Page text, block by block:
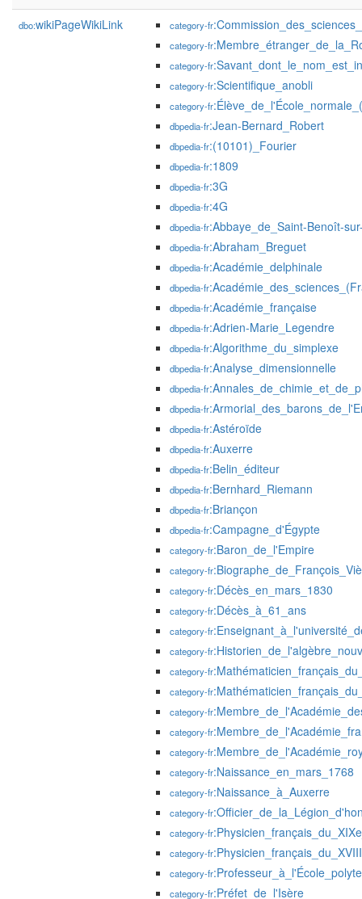
dbo:wikiPageWikiLink category-fr
category-fr
category-fr
category-fr:Scientifique_anobli
category-fr
dbpedia-fr:Jean-Bernard_Robert
dbpedia-fr:(10101)_Fourier
dbpedia-fr:1809
dbpedia-fr:3G
dbpedia-fr:4G
dbpedia-fr:Abbaye_de_Saint-Benoît-
dbpedia-fr:Abraham_Breguet
dbpedia-fr:Académie_delphinale
dbpedia-fr
dbpedia-fr:Académie_française
dbpedia-fr:Adrien-Marie_Legendre
dbpedia-fr:Algorithme_du_simplexe
dbpedia-fr:Analyse_dimensionnelle
dbpedia-fr
dbpedia-fr
dbpedia-fr:Astéroïde
dbpedia-fr:Auxerre
dbpedia-fr:Belin_éditeur
dbpedia-fr:Bernhard_Riemann
dbpedia-fr:Briançon
dbpedia-fr:Campagne_d'Égypte
category-fr:Baron_de_l'Empire
category-fr
category-fr:Décès_en_mars_1830
category-fr:Décès_à_61_ans
category-fr
category-fr
category-fr
category-fr
category-fr
category-fr
category-fr
category-fr:Naissance_en_mars_1768
category-fr:Naissance_à_Auxerre
category-fr
category-fr
category-fr
category-fr
category-fr:Préfet_de_l'Isère